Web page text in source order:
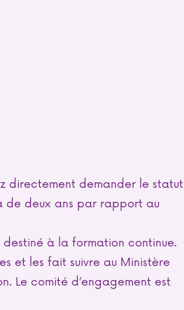
directement demander le statut
de deux ans par rapport au
à la formation continue.
et les fait suivre au Ministère
Le comité d’engagement est